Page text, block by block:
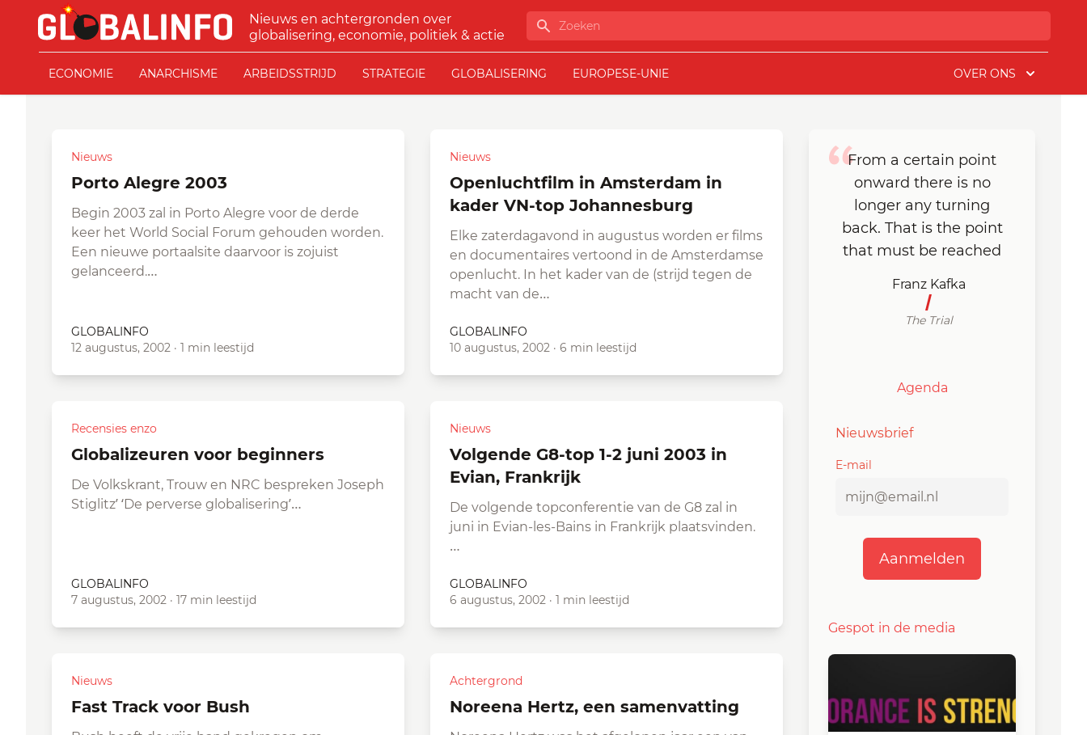
Ga naar de inhoud
GLOBALINFO
Nieuws en achtergronden over
globalisering, economie, politiek & actie
Zoeken
ECONOMIE ANARCHISME ARBEIDSSTRIJD STRATEGIE GLOBALISERING EUROPESE-UNIE OVER ONS
Nieuws
Porto Alegre 2003
Begin 2003 zal in Porto Alegre voor de derde
keer het World Social Forum gehouden worden.
Een nieuwe portaalsite daarvoor is zojuist
gelanceerd.…
GLOBALINFO
12 augustus, 2002 · 1 min leestijd
Nieuws
Openluchtfilm in Amsterdam in
kader VN-top Johannesburg
Elke zaterdagavond in augustus worden er films
en documentaires vertoond in de Amsterdamse
openlucht. In het kader van de (strijd tegen de
macht van de…
GLOBALINFO
10 augustus, 2002 · 6 min leestijd
Recensies enzo
Globalizeuren voor beginners
De Volkskrant, Trouw en NRC bespreken Joseph
Stiglitz’ ‘De perverse globalisering’…
GLOBALINFO
7 augustus, 2002 · 17 min leestijd
Nieuws
Volgende G8-top 1-2 juni 2003 in
Evian, Frankrijk
De volgende topconferentie van de G8 zal in
juni in Evian-les-Bains in Frankrijk plaatsvinden.
…
GLOBALINFO
6 augustus, 2002 · 1 min leestijd
Nieuws
Fast Track voor Bush
Achtergrond
Noreena Hertz, een samenvatting
From a certain point
onward there is no
longer any turning
back. That is the point
that must be reached
Franz Kafka
The Trial
Agenda
Nieuwsbrief
E-mail
Gespot in de media